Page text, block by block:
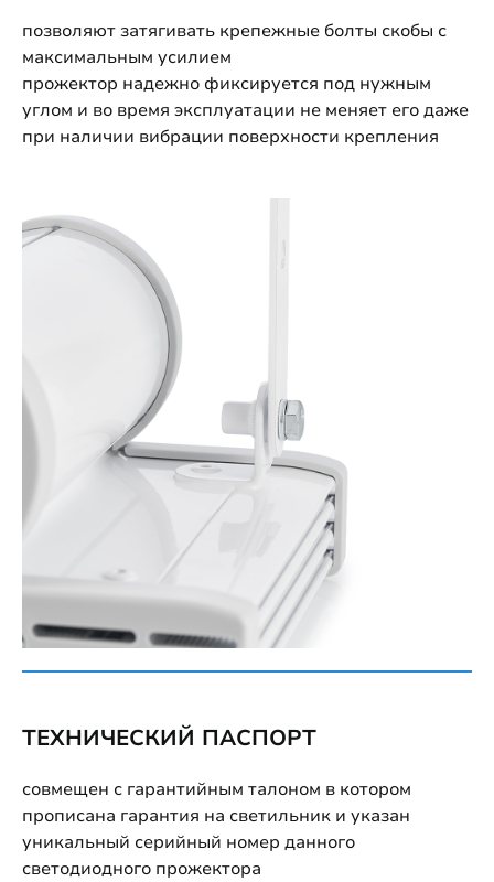
позволяют затягивать крепежные болты скобы с
максимальным усилием
прожектор надежно фиксируется под нужным
углом и во время эксплуатации не меняет его даже
при наличии вибрации поверхности крепления
ТЕХНИЧЕСКИЙ ПАСПОРТ
совмещен с гарантийным талоном в котором
прописана гарантия на светильник и указан
уникальный серийный номер данного
светодиодного прожектора